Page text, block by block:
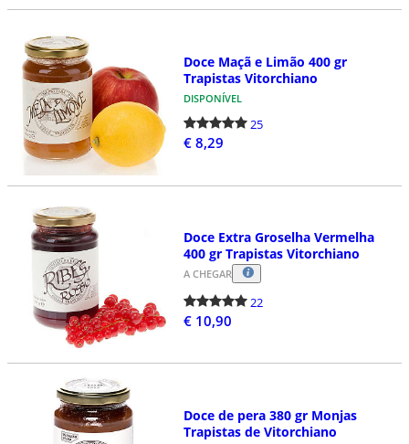
Doce Maçã e Limão 400 gr
Trapistas Vitorchiano
DISPONÍVEL
25
€ 8,29
Doce Extra Groselha Vermelha
400 gr Trapistas Vitorchiano
A CHEGAR
22
€ 10,90
Doce de pera 380 gr Monjas
Trapistas de Vitorchiano